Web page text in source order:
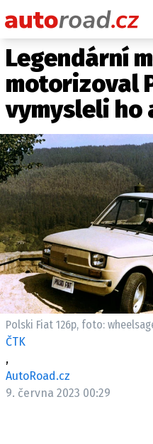
Legendární
motorizoval
vymysleli ho
Polski Fiat 126p, foto:
ČTK
,
AutoRoad.cz
9. června 2023 00:29